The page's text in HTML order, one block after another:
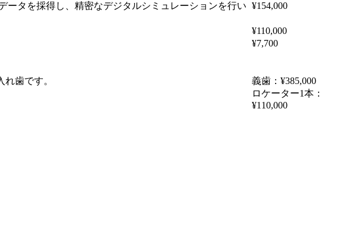
ータを採得し、精密なデジタルシミュレーションを行い ¥154,000
¥110,000
¥7,700
歯です。
義歯：¥385,000
ロケーター1本：
¥110,000